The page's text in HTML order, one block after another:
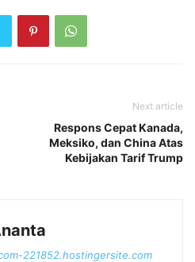
Next article
Respons Cepat Kanada,
Meksiko, dan China Atas
Kebijakan Tarif Trump
221852.hostingersite.com